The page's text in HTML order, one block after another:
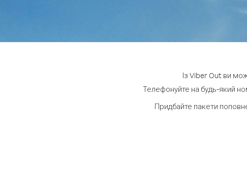
Із Viber Out ви
Телефонуйте на будь-який
Придбайте пакети